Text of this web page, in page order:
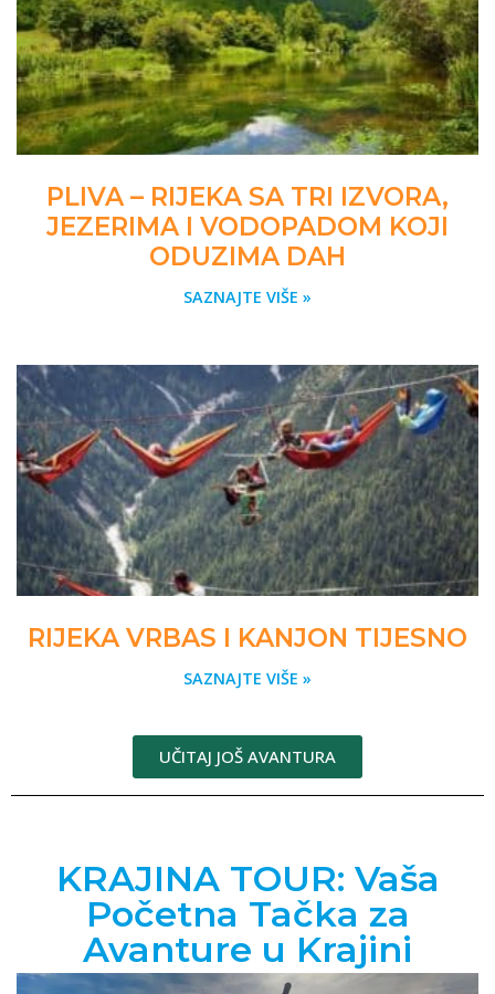
PLIVA – RIJEKA SA TRI IZVORA,
JEZERIMA I VODOPADOM KOJI
ODUZIMA DAH
SAZNAJTE VIŠE »
RIJEKA VRBAS I KANJON TIJESNO
SAZNAJTE VIŠE »
UČITAJ JOŠ AVANTURA
KRAJINA TOUR: Vaša
Početna Tačka za
Avanture u Krajini